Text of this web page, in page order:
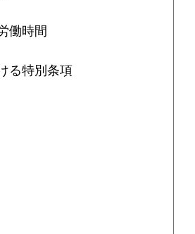
働時間
る特別条項